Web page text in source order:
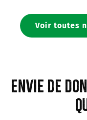
Voir toutes
Envie de